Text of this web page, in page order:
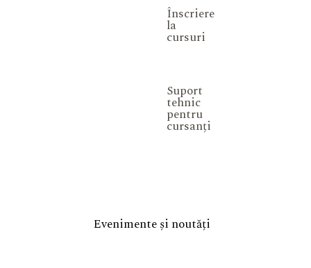
Înscriere
la
cursuri
Suport
tehnic
pentru
cursanți
Evenimente și noutăți